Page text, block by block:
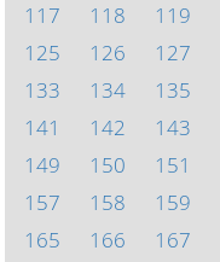
117
118 119
125
126 127
133
134 135
141
142 143
149
150 151
157
158 159
165
166 167